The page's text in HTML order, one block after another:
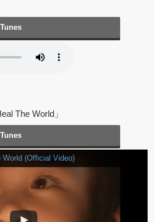
The World」
World (Official Video)